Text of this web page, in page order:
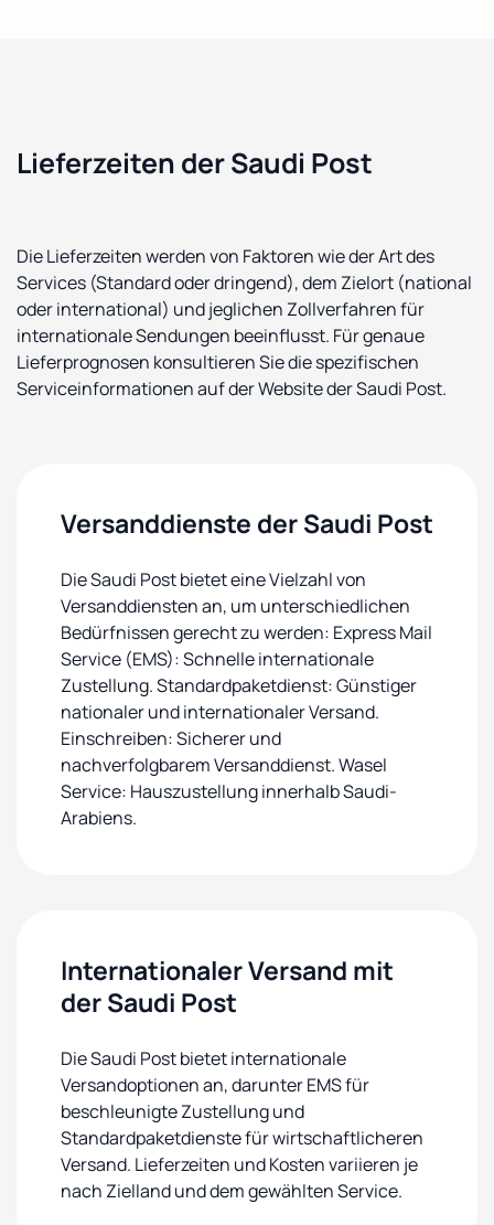
Lieferzeiten der Saudi Post
Die Lieferzeiten werden von Faktoren wie der Art des
Services (Standard oder dringend), dem Zielort (national
oder international) und jeglichen Zollverfahren für
internationale Sendungen beeinflusst. Für genaue
Lieferprognosen konsultieren Sie die spezifischen
Serviceinformationen auf der Website der Saudi Post.
Versanddienste der Saudi Post
Die Saudi Post bietet eine Vielzahl von
Versanddiensten an, um unterschiedlichen
Bedürfnissen gerecht zu werden: Express Mail
Service (EMS): Schnelle internationale
Zustellung. Standardpaketdienst: Günstiger
nationaler und internationaler Versand.
Einschreiben: Sicherer und
nachverfolgbarem Versanddienst. Wasel
Service: Hauszustellung innerhalb Saudi-
Arabiens.
Internationaler Versand mit
der Saudi Post
Die Saudi Post bietet internationale
Versandoptionen an, darunter EMS für
beschleunigte Zustellung und
Standardpaketdienste für wirtschaftlicheren
Versand. Lieferzeiten und Kosten variieren je
nach Zielland und dem gewählten Service.